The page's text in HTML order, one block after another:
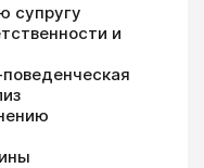
супругу
и